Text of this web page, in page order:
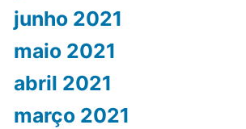
junho 2021
maio 2021
abril 2021
março 2021